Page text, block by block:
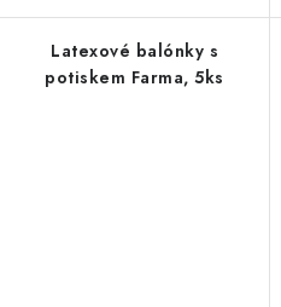
Podmínky ochrany osobních údajů
Latexové balónky s
potiskem Farma, 5ks